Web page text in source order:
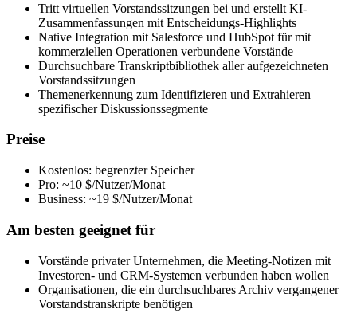
Tritt virtuellen Vorstandssitzungen bei und erstellt KI-
Zusammenfassungen mit Entscheidungs-Highlights
Native Integration mit Salesforce und HubSpot für mit
kommerziellen Operationen verbundene Vorstände
Durchsuchbare Transkriptbibliothek aller aufgezeichneten
Vorstandssitzungen
Themenerkennung zum Identifizieren und Extrahieren
spezifischer Diskussionssegmente
Preise
Kostenlos: begrenzter Speicher
Pro: ~10 $/Nutzer/Monat
Business: ~19 $/Nutzer/Monat
Am besten geeignet für
Vorstände privater Unternehmen, die Meeting-Notizen mit
Investoren- und CRM-Systemen verbunden haben wollen
Organisationen, die ein durchsuchbares Archiv vergangener
Vorstandstranskripte benötigen